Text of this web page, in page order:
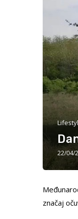
22/04/
značaj